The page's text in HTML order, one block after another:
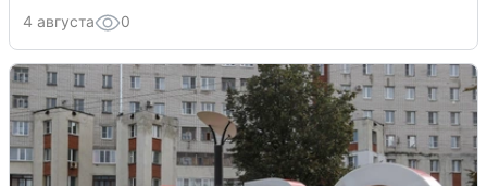
4 августа 0